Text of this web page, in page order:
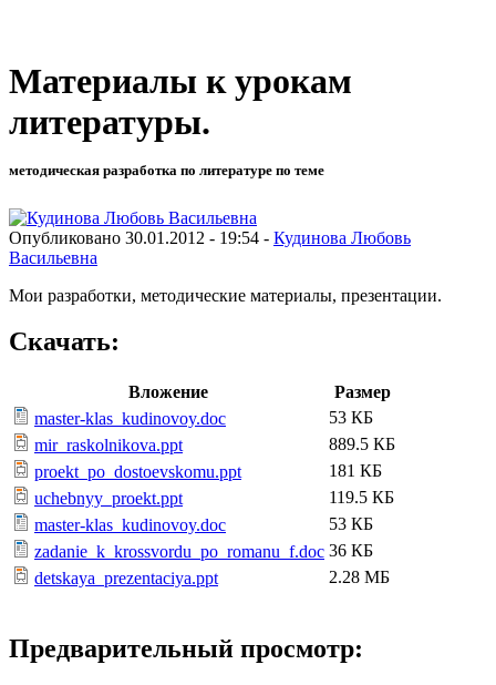
Материалы к урокам
литературы.
методическая разработка по литературе по теме
Опубликовано 30.01.2012 - 19:54 - Кудинова Любовь
Васильевна
Мои разработки, методические материалы, презентации.
Скачать:
Вложение
Размер
master-klas_kudinovoy.doc
53 КБ
mir_raskolnikova.ppt
889.5 КБ
proekt_po_dostoevskomu.ppt
181 КБ
uchebnyy_proekt.ppt
119.5 КБ
master-klas_kudinovoy.doc
53 КБ
zadanie_k_krossvordu_po_romanu_f.doc 36 КБ
detskaya_prezentaciya.ppt
2.28 МБ
Предварительный просмотр: